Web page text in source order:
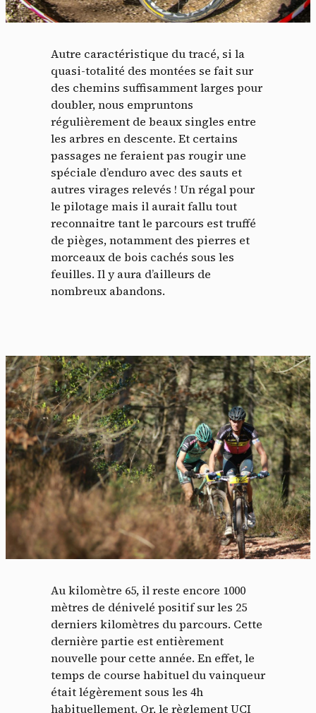
Autre caractéristique du tracé, si la
quasi-totalité des montées se fait sur
des chemins suffisamment larges pour
doubler, nous empruntons
régulièrement de beaux singles entre
les arbres en descente. Et certains
passages ne feraient pas rougir une
spéciale d’enduro avec des sauts et
autres virages relevés ! Un régal pour
le pilotage mais il aurait fallu tout
reconnaitre tant le parcours est truffé
de pièges, notamment des pierres et
morceaux de bois cachés sous les
feuilles. Il y aura d’ailleurs de
nombreux abandons.
Au kilomètre 65, il reste encore 1000
mètres de dénivelé positif sur les 25
derniers kilomètres du parcours. Cette
dernière partie est entièrement
nouvelle pour cette année. En effet, le
temps de course habituel du vainqueur
était légèrement sous les 4h
habituellement. Or, le règlement UCI
cookies
En autorisant ces services tiers, vous acceptez le dépôt et la
lecture de cookies et l'utilisation de technologies de suivi
nécessaires à leur bon fonctionnement.
Politique de confidentialité